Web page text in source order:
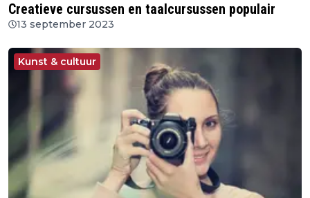
Creatieve cursussen en taalcursussen populair
13 september 2023
Kunst & cultuur